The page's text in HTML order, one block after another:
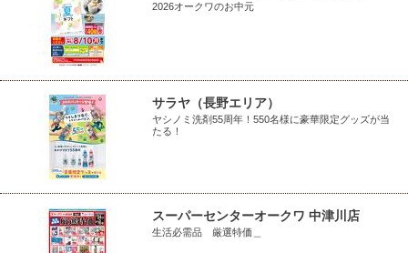
2026オークワのお中元
サラヤ（長野エリア）
ヤシノミ洗剤55周年！550名様に豪華限定グッズが当
たる！
スーパーセンターオークワ 中津川店
生活必需品 厳選特価＿